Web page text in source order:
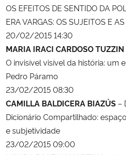
OS EFEITOS DE SENTIDO DA
ERA VARGAS: OS SUJEITOS E
20/02/2015 14:30
MARIA IRACI CARDOSO TUZZIN
O invisível visível da história: um
Pedro Páramo
23/02/2015 08:30
CAMILLA BALDICERA BIAZÚS –
Dicionário Compartilhado:
e subjetividade
23/02/2015 09:00